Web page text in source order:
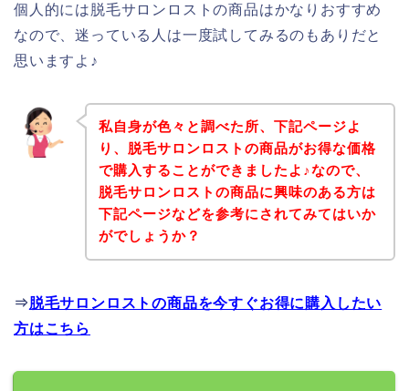
個人的には脱毛サロンロストの商品はかなりおすすめ
なので、迷っている人は一度試してみるのもありだと
思いますよ♪
私自身が色々と調べた所、下記ページよ
り、脱毛サロンロストの商品がお得な価格
で購入することができましたよ♪なので、
脱毛サロンロストの商品に興味のある方は
下記ページなどを参考にされてみてはいか
がでしょうか？
⇒脱毛サロンロストの商品を今すぐお得に購入したい
方はこちら